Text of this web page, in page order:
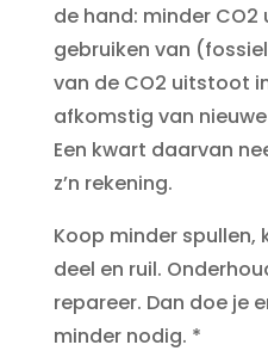
de hand: minder
gebruiken van
van de CO2 uitstoot
afkomstig van
Een kwart daarvan
z’n rekening.
Koop minder spullen,
deel en ruil.
repareer. Dan doe je
minder nodig. *